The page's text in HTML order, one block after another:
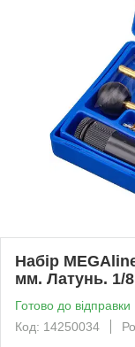
Набір
мм. Латунь. 1/8
Готово до відправки
Код: 14250034